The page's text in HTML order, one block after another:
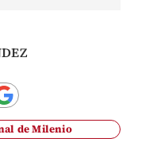
de Milenio